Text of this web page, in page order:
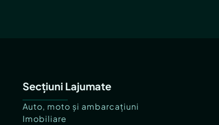
Secțiuni Lajumate
Auto, moto și ambarcațiuni
Imobiliare